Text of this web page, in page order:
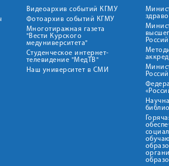
Видеоархив событий КГМУ
Фотоархив событий КГМУ
Многотиражная газета
"Вести Курского
медуниверситета"
Студенческое интернет-
телевидение "МедТВ"
Наш университет в СМИ